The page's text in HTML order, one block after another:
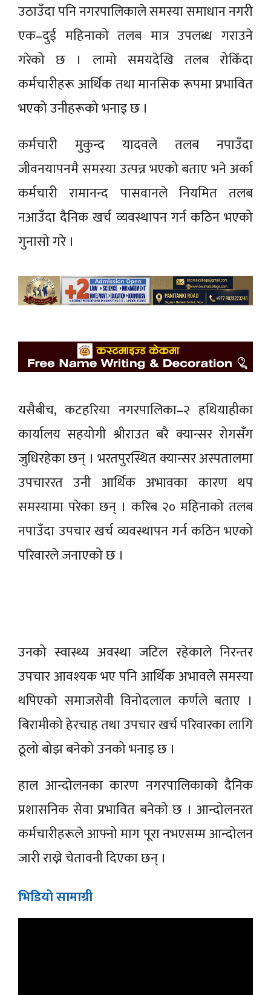
उठाउँदा पनि नगरपालिकाले समस्या समाधान नगरी
एक–दुई महिनाको तलब मात्र उपलब्ध गराउने
गरेको छ । लामो समयदेखि तलब रोकिँदा
कर्मचारीहरू आर्थिक तथा मानसिक रूपमा प्रभावित
भएको उनीहरूको भनाइ छ ।
कर्मचारी मुकुन्द यादवले तलब नपाउँदा
जीवनयापनमै समस्या उत्पन्न भएको बताए भने अर्का
कर्मचारी रामानन्द पासवानले नियमित तलब
नआउँदा दैनिक खर्च व्यवस्थापन गर्न कठिन भएको
गुनासो गरे ।
यसैबीच, कटहरिया नगरपालिका–२ हथियाहीका
कार्यालय सहयोगी श्रीराउत बरै क्यान्सर रोगसँग
जुधिरहेका छन् । भरतपुरस्थित क्यान्सर अस्पतालमा
उपचाररत उनी आर्थिक अभावका कारण थप
समस्यामा परेका छन् । करिब २० महिनाको तलब
नपाउँदा उपचार खर्च व्यवस्थापन गर्न कठिन भएको
परिवारले जनाएको छ ।
उनको स्वास्थ्य अवस्था जटिल रहेकाले निरन्तर
उपचार आवश्यक भए पनि आर्थिक अभावले समस्या
थपिएको समाजसेवी विनोदलाल कर्णले बताए ।
बिरामीको हेरचाह तथा उपचार खर्च परिवारका लागि
ठूलो बोझ बनेको उनको भनाइ छ ।
हाल आन्दोलनका कारण नगरपालिकाको दैनिक
प्रशासनिक सेवा प्रभावित बनेको छ । आन्दोलनरत
कर्मचारीहरूले आफ्नो माग पूरा नभएसम्म आन्दोलन
जारी राख्ने चेतावनी दिएका छन् ।
भिडियाे सामाग्री